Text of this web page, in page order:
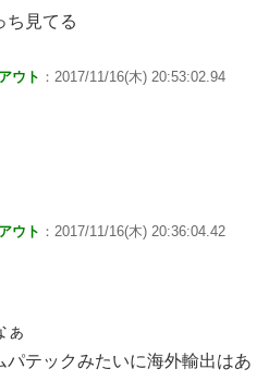
ち見てる
ウト ：2017/11/16(木) 20:53:02.94
ウト ：2017/11/16(木) 20:36:04.42
ぁ
テックみたいに海外輸出はあ